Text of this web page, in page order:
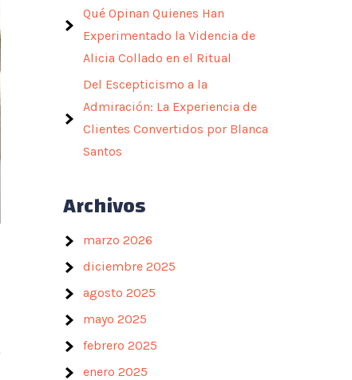
Qué Opinan Quienes Han
Experimentado la Videncia de
Alicia Collado en el Ritual
Del Escepticismo a la
Admiración: La Experiencia de
Clientes Convertidos por Blanca
Santos
Archivos
marzo 2026
diciembre 2025
agosto 2025
mayo 2025
febrero 2025
enero 2025